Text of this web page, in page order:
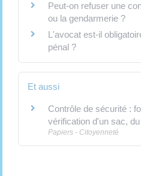
Peut-on refuser une
ou la gendarmerie ?
L'avocat est-il
pénal ?
Et aussi
Contrôle de sécurité :
vérification d'un sac,
Papiers - Citoyenneté